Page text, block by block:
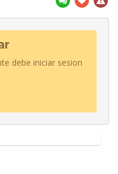
debe iniciar sesion